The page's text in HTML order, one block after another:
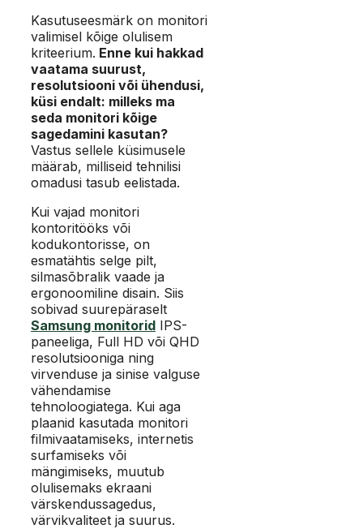
Kasutuseesmärk on monitori
valimisel kõige olulisem
kriteerium. Enne kui hakkad
vaatama suurust,
resolutsiooni või ühendusi,
küsi endalt: milleks ma
seda monitori kõige
sagedamini kasutan?
Vastus sellele küsimusele
määrab, milliseid tehnilisi
omadusi tasub eelistada.
Kui vajad monitori
kontoritööks või
kodukontorisse, on
esmatähtis selge pilt,
silmasõbralik vaade ja
ergonoomiline disain. Siis
sobivad suurepäraselt
Samsung monitorid IPS-
paneeliga, Full HD või QHD
resolutsiooniga ning
virvenduse ja sinise valguse
vähendamise
tehnoloogiatega. Kui aga
plaanid kasutada monitori
filmivaatamiseks, internetis
surfamiseks või
mängimiseks, muutub
olulisemaks ekraani
värskendussagedus,
värvikvaliteet ja suurus.